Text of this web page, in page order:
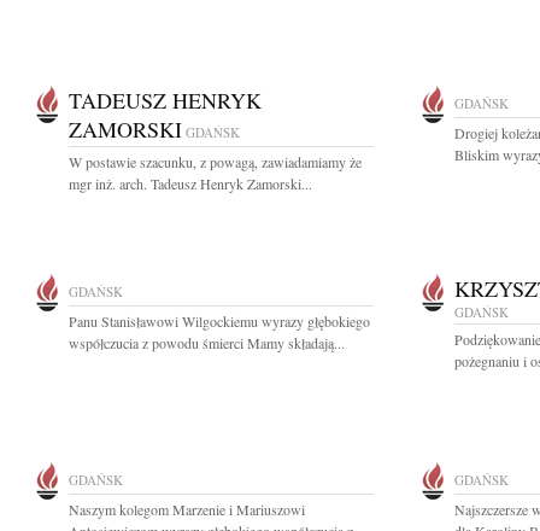
TADEUSZ HENRYK
ZAMORSKI GDAŃSK
W postawie szacunku, z powagą, zawiadamiamy że
mgr inż. arch. Tadeusz Henryk Zamorski...
GDAŃSK
Drogiej
Bliskim
GDAŃSK
Panu Stanisławowi Wilgockiemu wyrazy głębokiego
współczucia z powodu śmierci Mamy składają...
GDAŃSK
pożegnaniu i
GDAŃSK
Naszym kolegom Marzenie i Mariuszowi
GDAŃSK
Najszczersze